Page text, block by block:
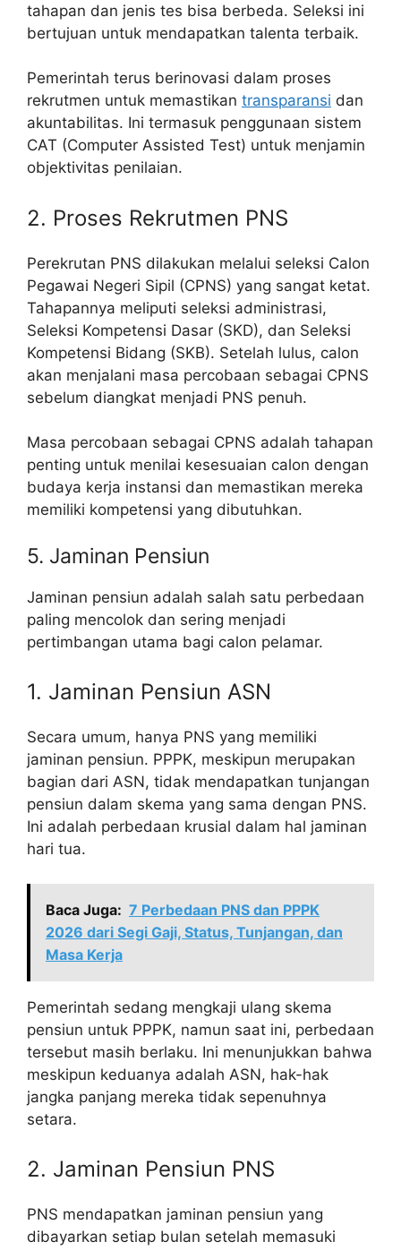
tahapan dan jenis tes bisa berbeda. Seleksi ini
bertujuan untuk mendapatkan talenta terbaik.
Pemerintah terus berinovasi dalam proses
rekrutmen untuk memastikan transparansi dan
akuntabilitas. Ini termasuk penggunaan sistem
CAT (Computer Assisted Test) untuk menjamin
objektivitas penilaian.
2. Proses Rekrutmen PNS
Perekrutan PNS dilakukan melalui seleksi Calon
Pegawai Negeri Sipil (CPNS) yang sangat ketat.
Tahapannya meliputi seleksi administrasi,
Seleksi Kompetensi Dasar (SKD), dan Seleksi
Kompetensi Bidang (SKB). Setelah lulus, calon
akan menjalani masa percobaan sebagai CPNS
sebelum diangkat menjadi PNS penuh.
Masa percobaan sebagai CPNS adalah tahapan
penting untuk menilai kesesuaian calon dengan
budaya kerja instansi dan memastikan mereka
memiliki kompetensi yang dibutuhkan.
5. Jaminan Pensiun
Jaminan pensiun adalah salah satu perbedaan
paling mencolok dan sering menjadi
pertimbangan utama bagi calon pelamar.
1. Jaminan Pensiun ASN
Secara umum, hanya PNS yang memiliki
jaminan pensiun. PPPK, meskipun merupakan
bagian dari ASN, tidak mendapatkan tunjangan
pensiun dalam skema yang sama dengan PNS.
Ini adalah perbedaan krusial dalam hal jaminan
hari tua.
Baca Juga: 7 Perbedaan PNS dan PPPK
2026 dari Segi Gaji, Status, Tunjangan, dan
Masa Kerja
Pemerintah sedang mengkaji ulang skema
pensiun untuk PPPK, namun saat ini, perbedaan
tersebut masih berlaku. Ini menunjukkan bahwa
meskipun keduanya adalah ASN, hak-hak
jangka panjang mereka tidak sepenuhnya
setara.
2. Jaminan Pensiun PNS
PNS mendapatkan jaminan pensiun yang
dibayarkan setiap bulan setelah memasuki